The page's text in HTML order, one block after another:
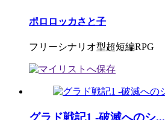
ポロロッカさと子
フリーシナリオ型超短編RPG
グラド戦記1 -破滅へのシ...